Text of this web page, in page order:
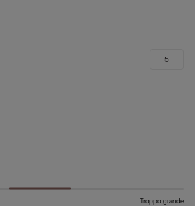
5
Troppo grande